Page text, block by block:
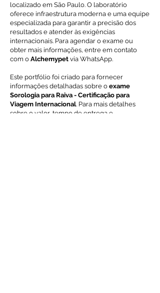
localizado em São Paulo. O laboratório
oferece infraestrutura moderna e uma equipe
especializada para garantir a precisão dos
resultados e atender às exigências
internacionais. Para agendar o exame ou
obter mais informações, entre em contato
com o Alchemypet via WhatsApp.
Este portfólio foi criado para fornecer
informações detalhadas sobre o exame
Sorologia para Raiva - Certificação para
Viagem Internacional. Para mais detalhes
sobre o valor, tempo de entrega e